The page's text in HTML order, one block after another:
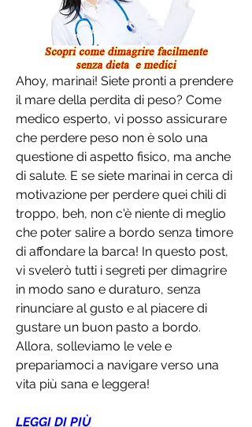
Ahoy, marinai! Siete pronti a prendere
il mare della perdita di peso? Come
medico esperto, vi posso assicurare
che perdere peso non è solo una
questione di aspetto fisico, ma anche
di salute. E se siete marinai in cerca di
motivazione per perdere quei chili di
troppo, beh, non c'è niente di meglio
che poter salire a bordo senza timore
di affondare la barca! In questo post,
vi svelerò tutti i segreti per dimagrire
in modo sano e duraturo, senza
rinunciare al gusto e al piacere di
gustare un buon pasto a bordo.
Allora, solleviamo le vele e
prepariamoci a navigare verso una
vita più sana e leggera!
LEGGI DI PIÙ